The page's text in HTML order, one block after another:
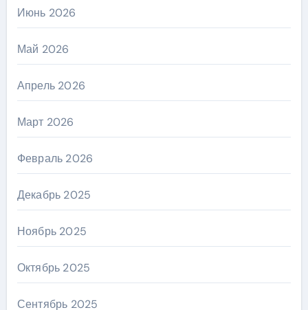
Июнь 2026
Май 2026
Апрель 2026
Март 2026
Февраль 2026
Декабрь 2025
Ноябрь 2025
Октябрь 2025
Сентябрь 2025